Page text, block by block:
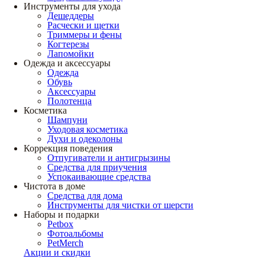
Инструменты для ухода
Дешеддеры
Расчески и щетки
Триммеры и фены
Когтерезы
Лапомойки
Одежда и аксессуары
Одежда
Обувь
Аксессуары
Полотенца
Косметика
Шампуни
Уходовая косметика
Духи и одеколоны
Коррекция поведения
Отпугиватели и антигрызины
Средства для приучения
Успокаивающие средства
Чистота в доме
Средства для дома
Инструменты для чистки от шерсти
Наборы и подарки
Petbox
Фотоальбомы
PetMerch
Акции и скидки